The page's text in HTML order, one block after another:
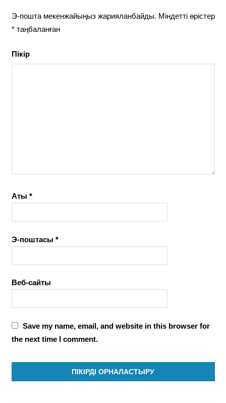
Э-пошта мекенжайыңыз жарияланбайды. Міндетті өрістер
*таңбаланған
Пікір
Аты *
Э-поштасы *
Веб-сайты
Save my name, email, and website in this browser for
the next time I comment.